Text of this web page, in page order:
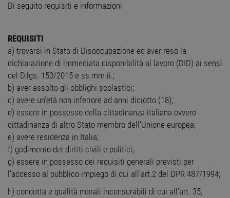
Di seguito requisiti e informazioni
REQUISITI
a) trovarsi in Stato di Disoccupazione ed aver reso la
dichiarazione di immediata disponibilità al lavoro (DID) ai sensi
del D.lgs. 150/2015 e ss.mm.ii.;
b) aver assolto gli obblighi scolastici;
c) avere un’età non inferiore ad anni diciotto (18);
d) essere in possesso della cittadinanza italiana ovvero
cittadinanza di altro Stato membro dell’Unione europea;
e) avere residenza in Italia;
f) godimento dei diritti civili e politici;
g) essere in possesso dei requisiti generali previsti per
l’accesso al pubblico impiego di cui all’art.2 del DPR 487/1994;
h) condotta e qualità morali incensurabili di cui all’art. 35,